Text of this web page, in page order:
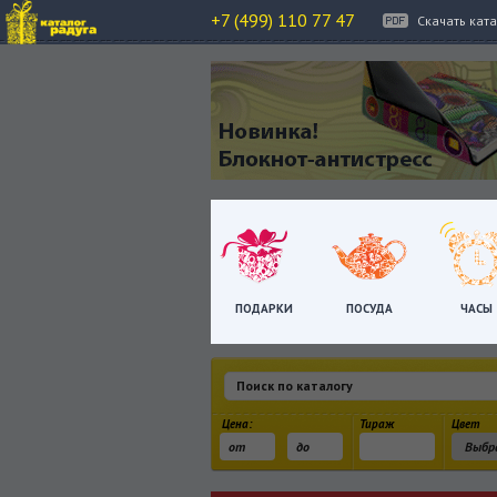
+7 (499) 110 77 47 Скачать
ПОДАРКИ ПОСУДА ЧАСЫ
Цена: Тираж Цвет